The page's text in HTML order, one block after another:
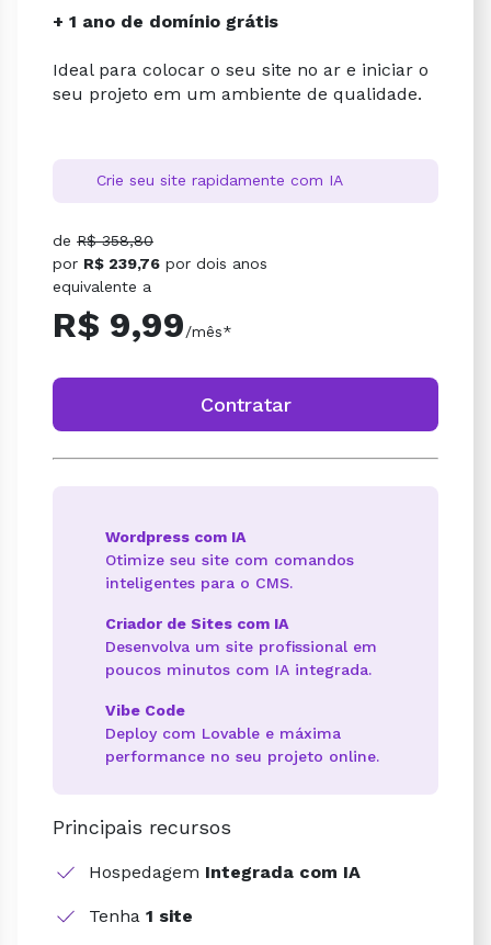
+ 1 ano de domínio grátis
Ideal para colocar o seu site no ar e iniciar o
seu projeto em um ambiente de qualidade.
Crie seu site rapidamente com IA
de R$ 358,80
por R$ 239,76 por dois anos
equivalente a
R$ 9,99/mês*
Contratar
Wordpress com IA
Otimize seu site com comandos
inteligentes para o CMS.
Criador de Sites com IA
Desenvolva um site profissional em
poucos minutos com IA integrada.
Vibe Code
Deploy com Lovable e máxima
performance no seu projeto online.
Principais recursos
Hospedagem Integrada com IA
Tenha 1 site